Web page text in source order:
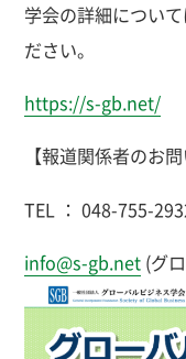
学会の詳細につい
ださい。
https://s-gb.net/
【報道関係者のお問
TEL ： 048-755-
info@s-gb.net (グ